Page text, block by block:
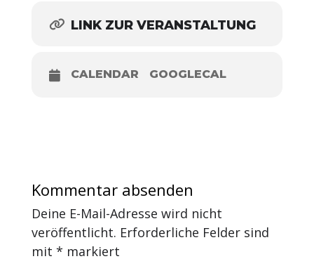
LINK ZUR VERANSTALTUNG
CALENDAR GOOGLECAL
Kommentar absenden
Deine E-Mail-Adresse wird nicht
veröffentlicht. Erforderliche Felder sind
mit * markiert